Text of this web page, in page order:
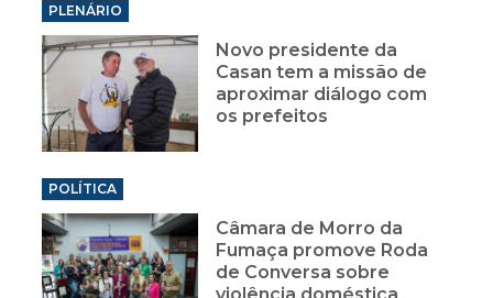
PLENÁRIO
Novo presidente da
Casan tem a missão de
aproximar diálogo com
os prefeitos
POLÍTICA
Câmara de Morro da
Fumaça promove Roda
de Conversa sobre